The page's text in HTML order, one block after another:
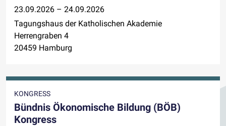
23.09.2026 – 24.09.2026
Tagungshaus der Katholischen Akademie
Herrengraben 4
20459 Hamburg
KONGRESS
Bündnis Ökonomische Bildung (BÖB)
Kongress